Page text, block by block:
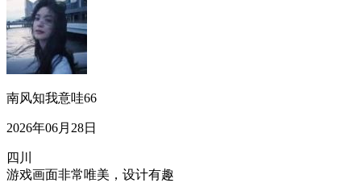
南风知我意哇66
2026年06月28日
四川
游戏画面非常唯美，设计有趣